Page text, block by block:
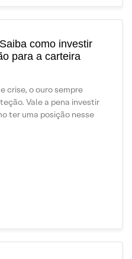
como investir
para a carteira
crise, o ouro sempre
Vale a pena investir
ter uma posição nesse